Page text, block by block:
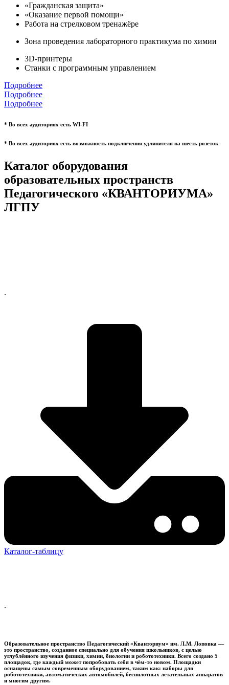
«Гражданская защита»
«Оказание первой помощи»
Работа на стрелковом тренажёре
Зона проведения лабораторного практикума по химии
3D-принтеры
Станки с программным управлением
Подробнее
Подробнее
Подробнее
* Во всех аудиториях есть WI-FI
* Во всех аудиториях есть возможность подключения удлинителя на шесть розеток
Каталог оборудования
образовательных пространств
Педагогического «КВАНТОРИУМА»
ЛГПУ
.
Каталог-таблицу
.
Образовательное пространство Педагогический «Кванториум» им. Л.М. Лоповка —
это пространство, созданное специально для обучения школьников, с целью
углублённого изучения физики, химии, биологии и робототехники. Всего создано 5
площадок, где каждый может попробовать себя в чём-то новом. Площадки
оснащены самым современным оборудованием, таким как: наборы для
робототехники, автоматических автомобилей, беспилотных летательных аппаратов
и многим другим.